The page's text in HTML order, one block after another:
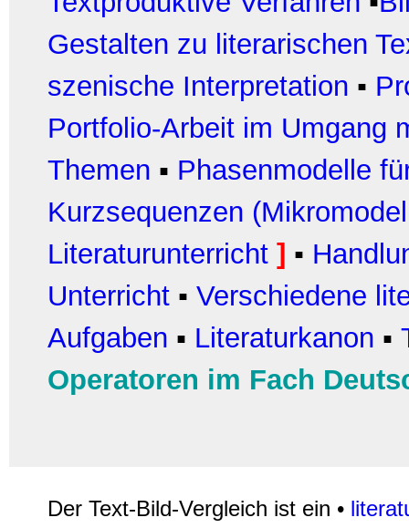
Gestalten zu literarischen
szenische Interpretation ▪
Portfolio-Arbeit im Umgang
Themen ▪ Phasenmodelle
Kurzsequenzen
Literaturunterricht ] ▪
Unterricht ▪ Verschiedene
Aufgaben ▪ Literaturkanon ▪
Operatoren im Fach
Der Text-Bild-Vergleich ist ein •